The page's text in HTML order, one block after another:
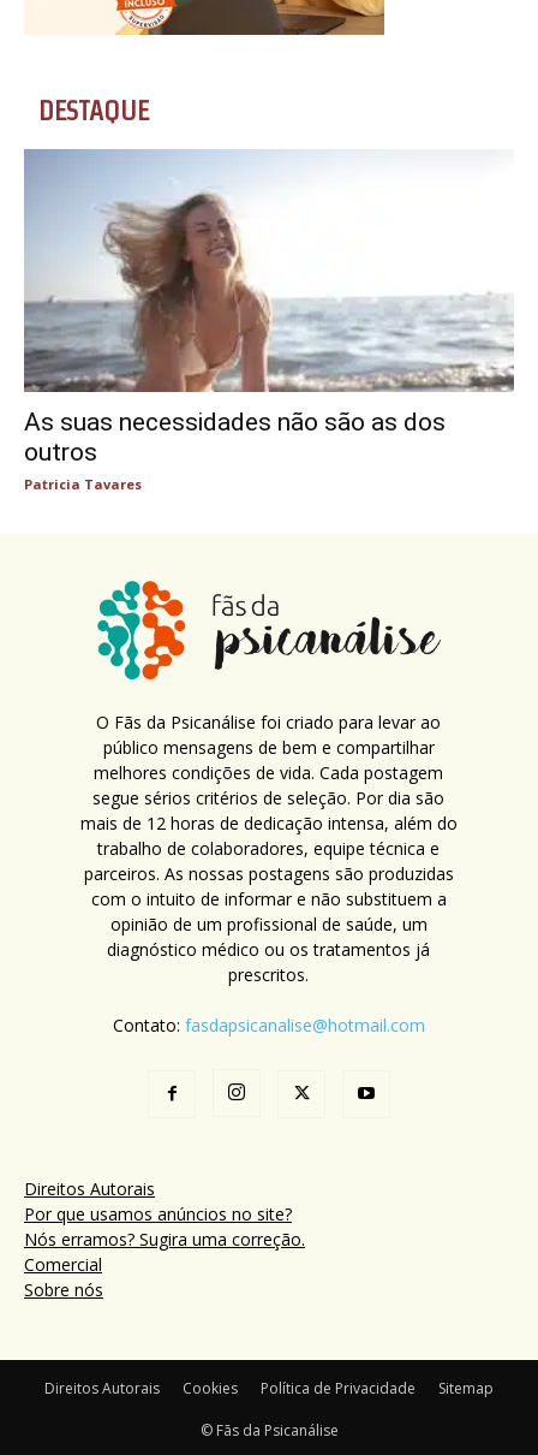
DESTAQUE
As suas necessidades não são as dos
outros
Patricia Tavares
O Fãs da Psicanálise foi criado para levar ao
público mensagens de bem e compartilhar
melhores condições de vida. Cada postagem
segue sérios critérios de seleção. Por dia são
mais de 12 horas de dedicação intensa, além do
trabalho de colaboradores, equipe técnica e
parceiros. As nossas postagens são produzidas
com o intuito de informar e não substituem a
opinião de um profissional de saúde, um
diagnóstico médico ou os tratamentos já
prescritos.
Contato: fasdapsicanalise@hotmail.com
Direitos Autorais
Por que usamos anúncios no site?
Nós erramos? Sugira uma correção.
Comercial
Sobre nós
Direitos Autorais Cookies Política de Privacidade Sitemap
© Fãs da Psicanálise